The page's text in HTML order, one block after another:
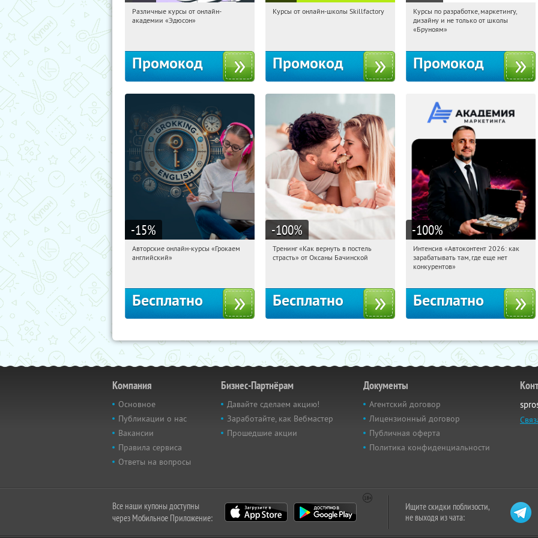
12:36:34 Получили:
Различные курсы от онлайн-
академии «Эдюсон»
Промокод
12:36:34
Получи первым!
Курсы от онлайн-школы Skillfactory
Промокод
12:36:34
Получи первым!
Россия
Курсы по разработке, маркетингу,
дизайну и не только от школы
«Бруноям»
Промокод
-15%
12:36:34 Получили:
Авторские онлайн-курсы «Грокаем
английский»
Бесплатно
-100%
12:36:34 Получили:
Тренинг «Как вернуть в постель
страсть» от Оксаны Бачинской
Бесплатно
-100%
12:36:34 Получили:
Россия
Интенсив «Автоконтент 2026: как
зарабатывать там, где еще нет
конкурентов»
Бесплатно
Компания
Основное
Публикации о нас
Вакансии
Правила сервиса
Ответы на вопросы
Бизнес-Партнёрам
Давайте сделаем акцию!
Заработайте, как Вебмастер
Прошедшие акции
Документы
Агентский договор
Лицензионный договор
Публичная оферта
Политика конфиденциальности
Все наши купоны доступны
через Мобильное Приложение:
Ищите скидки поблизости,
не выходя из чата: